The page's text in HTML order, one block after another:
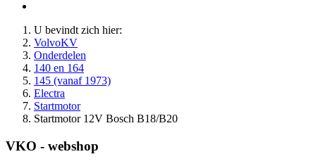
U bevindt zich hier:
VolvoKV
Onderdelen
140 en 164
145 (vanaf 1973)
Electra
Startmotor
Startmotor 12V Bosch B18/B20
VKO - webshop